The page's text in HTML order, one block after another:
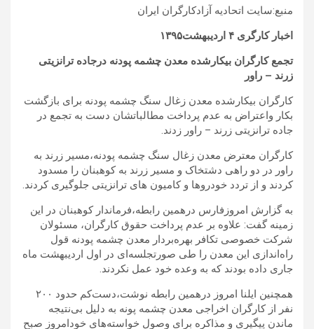
منبع:سایت اتحادیه آزادکارگران ایران
اخبار کارگری ۴ اردیبهشت۱۳۹۵
تجمع کارگران بیکارشده معدن چشمه پودنه درجاده ترانزیتی
زرند – راور
کارگران بیکارشده معدن زغال سنگ چشمه پودنه برای بازگشت
بکار واعتراض به عدم پرداخت مطالباتشان دست به تجمع در
جاده ترانزیتی زرند – راور زدند.
کارگران معترض معدن زغال سنگ چشمه پودنه،مسیر زرند به
راور در دو راهی دشتخاک و مسیر زرند به کوهبنان را مسدود
کردند و از تردد خودروها و کامیون های ترانزیتی جلوگیری کردند.
به گزارش امروزفارس درهمین رابطه،فرماندار کوهبنان در این
زمینه گفت: علاوه بر عدم پرداخت حقوق کارگران، مسئولان
شرکت خصوصی تکافر بهره‌بردار معدن چشمه پودنه قول
راه‌اندازی این معدن را طی صورتجلسه‌ای در اول اردیبهشت ماه
جاری داده بودند که به وعده خود عمل نکردند.
همچنین ایلنا امروز درهمین رابطه نوشت،دست‌کم حدود ۲۰۰
نفر از کارگران اخراجی معدن چشمه پونه به دلیل بی‌‌نتیجه
ماندن پیگیری و مذاکره برای وصول خواسته‌های خودامروز صبح